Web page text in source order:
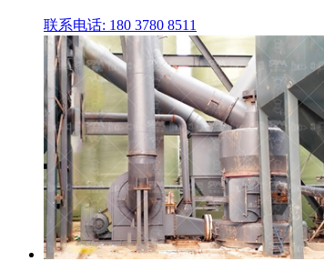
联系电话: 180 3780 8511